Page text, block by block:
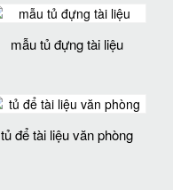
mẫu tủ đựng tài liệu
tủ để tài liệu văn phòng